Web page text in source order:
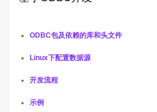
ODBC包及依赖的库和头文件
Linux下配置数据源
开发流程
示例